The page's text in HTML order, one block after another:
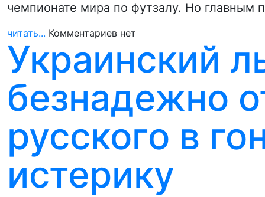
чемпионате мира по футзалу. Но главным
читать... Комментариев нет
Украинский
безнадежно
русского в
истерику